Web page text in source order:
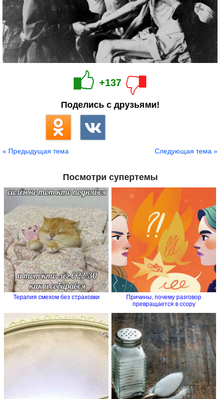
+137
Поделись с друзьями!
« Предыдущая тема Следующая тема »
Посмотри супертемы
Терапия смехом без страховки
Причины, почему разговор
превращается в ссору